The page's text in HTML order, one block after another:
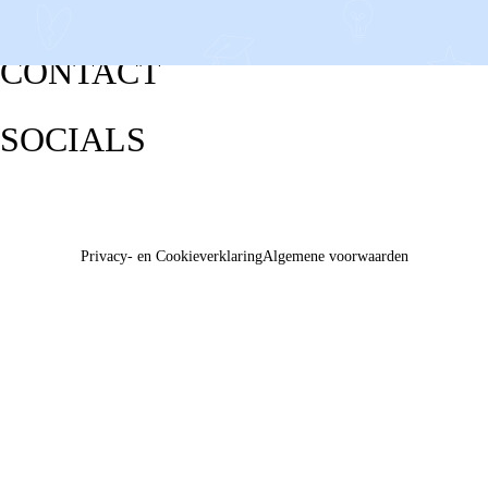
CONTACT
SOCIALS
Privacy- en CookieverklaringAlgemene voorwaarden